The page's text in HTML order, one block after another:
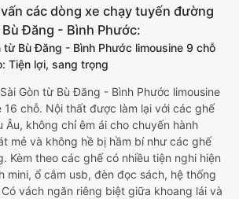
các dòng xe chạy tuyến đường
Đăng - Bình Phước:
từ Bù Đăng - Bình Phước limousine 9 chỗ
Tiện lợi, sang trọng
Gòn từ Bù Đăng - Bình Phước limousine
chỗ. Nội thất được làm lại với các ghế
Âu, không chỉ êm ái cho chuyến hành
mẻ và không hề bị hầm bí như các ghế
Kèm theo các ghế có nhiều tiện nghi hiện
mini, ổ cắm usb, đèn đọc sách, hệ thống
vách ngăn riêng biệt giữa khoang lái và